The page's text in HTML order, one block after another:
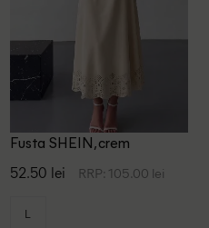
Fusta SHEIN, crem
52.50 lei RRP: 105.00 lei
L